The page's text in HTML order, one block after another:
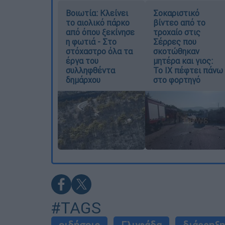
Βοιωτία: Κλείνει
το αιολικό πάρκο
από όπου ξεκίνησε
η φωτιά - Στο
στόχαστρο όλα τα
έργα του
συλληφθέντα
δημάρχου
Σοκαριστικό
βίντεο από το
τροχαίο στις
Σέρρες που
σκοτώθηκαν
μητέρα και γιος:
Το ΙΧ πέφτει πάνω
στο φορτηγό
#TAGS